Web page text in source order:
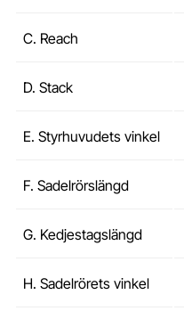
C. Reach
D. Stack
E. Styrhuvudets vinkel
F. Sadelrörslängd
G. Kedjestagslängd
H. Sadelrörets vinkel